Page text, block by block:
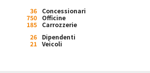
36
Concessionari
750
Officine
185
Carrozzerie
26
Dipendenti
21 Veicoli